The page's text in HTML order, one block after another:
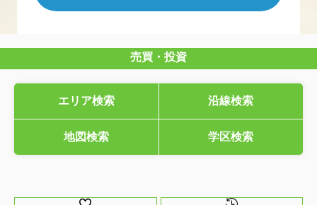
売買・投資
エリア検索 沿線検索
地図検索 学区検索